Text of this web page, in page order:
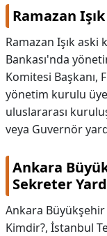
Ramazan
Ramazan Işık aski
Bankası'nda
Komitesi Başkanı,
yönetim kurulu
uluslararası
veya Guvernör
Ankara
Sekreter
Ankara Büyükşehir
Kimdir?, İstanbul